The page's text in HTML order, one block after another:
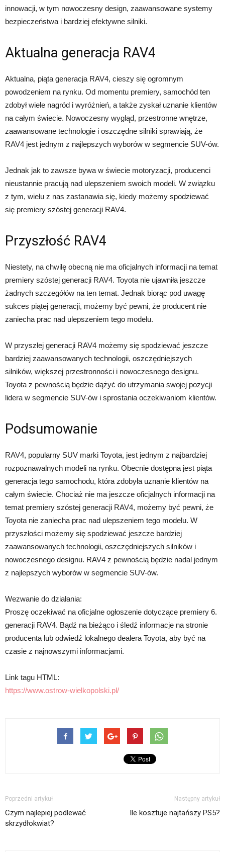
innowacji, w tym nowoczesny design, zaawansowane systemy
bezpieczeństwa i bardziej efektywne silniki.
Aktualna generacja RAV4
Aktualna, piąta generacja RAV4, cieszy się ogromnym
powodzeniem na rynku. Od momentu premiery, samochód ten
zdobył wiele nagród i wyróżnień, a także zyskał uznanie klientów
na całym świecie. Nowoczesny wygląd, przestronne wnętrze,
zaawansowane technologie i oszczędne silniki sprawiają, że
RAV4 jest jednym z najlepszych wyborów w segmencie SUV-ów.
Jednak jak to zawsze bywa w świecie motoryzacji, producenci
nieustannie pracują nad ulepszeniem swoich modeli. W związku
z tym, wielu z nas zastanawia się, kiedy możemy spodziewać
się premiery szóstej generacji RAV4.
Przyszłość RAV4
Niestety, na chwilę obecną nie ma oficjalnych informacji na temat
premiery szóstej generacji RAV4. Toyota nie ujawniła jeszcze
żadnych szczegółów na ten temat. Jednak biorąc pod uwagę
sukces piątej generacji, możemy być pewni, że producent nie
zaniecha prac nad ulepszeniem tego modelu.
W przyszłej generacji RAV4 możemy się spodziewać jeszcze
bardziej zaawansowanych technologii, oszczędniejszych
silników, większej przestronności i nowoczesnego designu.
Toyota z pewnością będzie dążyć do utrzymania swojej pozycji
lidera w segmencie SUV-ów i sprostania oczekiwaniom klientów.
Podsumowanie
RAV4, popularny SUV marki Toyota, jest jednym z najbardziej
rozpoznawalnych modeli na rynku. Obecnie dostępna jest piąta
generacja tego samochodu, która zdobyła uznanie klientów na
całym świecie. Chociaż nie ma jeszcze oficjalnych informacji na
temat premiery szóstej generacji RAV4, możemy być pewni, że
Toyota nie zaniecha prac nad ulepszeniem tego modelu. W
przyszłości możemy się spodziewać jeszcze bardziej
zaawansowanych technologii, oszczędniejszych silników i
nowoczesnego designu. RAV4 z pewnością będzie nadal jednym
z najlepszych wyborów w segmencie SUV-ów.
Wezwanie do działania:
Proszę oczekiwać na oficjalne ogłoszenie dotyczące premiery 6.
generacji RAV4. Bądź na bieżąco i śledź informacje na stronie
producenta lub odwiedź lokalnego dealera Toyota, aby być na
czasie z najnowszymi informacjami.
Link tagu HTML:
https://www.ostrow-wielkopolski.pl/
Poprzedni artykuł
Czym najlepiej podlewać
skrzydłokwiat?
Następny artykuł
Ile kosztuje najtańszy PS5?